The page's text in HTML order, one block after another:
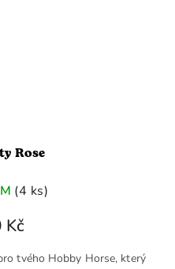
Rose
(4 ks)
Kč
tvého Hobby Horse, který